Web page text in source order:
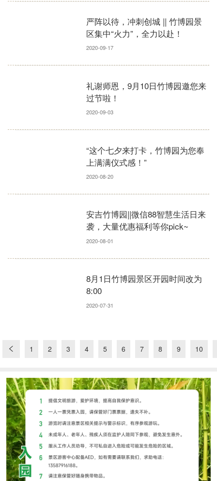
严阵以待，冲刺创城 || 竹博园景
区集中“火力”，全力以赴！
2020-09-17
礼谢师恩，9月10日竹博园邀您来
过节啦！
2020-09-03
“这个七夕来打卡，竹博园为您奉
上满满仪式感！”
2020-08-20
安吉竹博园||微信88智慧生活日来
袭，大量优惠福利等你pick~
2020-08-01
8月1日竹博园景区开园时间改为
8:00
2020-07-31
1 2 3 4 5 6 7 8 9 10